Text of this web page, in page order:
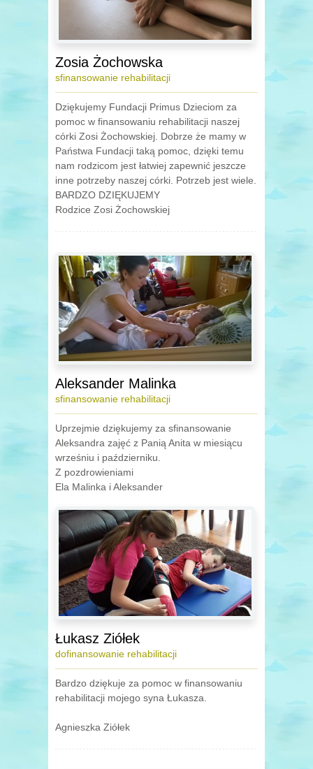
Zosia Żochowska
sfinansowanie rehabilitacji
Dziękujemy Fundacji Primus Dzieciom za
pomoc w finansowaniu rehabilitacji naszej
córki Zosi Żochowskiej. Dobrze że mamy w
Państwa Fundacji taką pomoc, dzięki temu
nam rodzicom jest łatwiej zapewnić jeszcze
inne potrzeby naszej córki. Potrzeb jest wiele.
BARDZO DZIĘKUJEMY
Rodzice Zosi Żochowskiej
Aleksander Malinka
sfinansowanie rehabilitacji
Uprzejmie dziękujemy za sfinansowanie
Aleksandra zajęć z Panią Anita w miesiącu
wrześniu i październiku.
Z pozdrowieniami
Ela Malinka i Aleksander
Łukasz Ziółek
dofinansowanie rehabilitacji
Bardzo dziękuje za pomoc w finansowaniu
rehabilitacji mojego syna Łukasza.
Agnieszka Ziółek